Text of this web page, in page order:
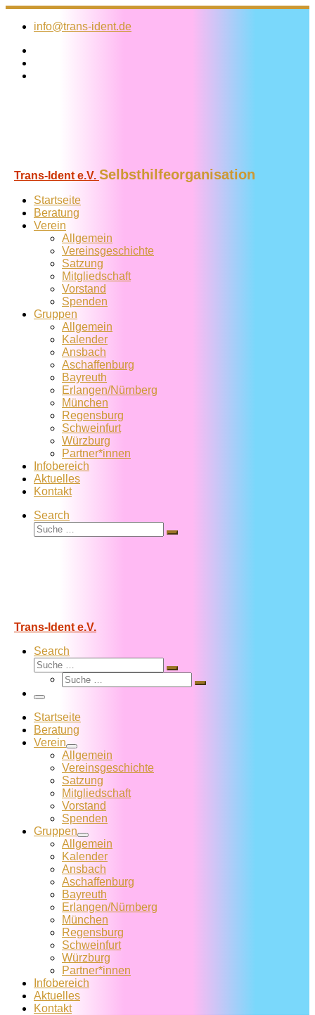
Zum
Inhalt
info@trans-ident.de
Trans-Ident e.V. Selbsthilfeorganisation
Startseite
Beratung
Verein
Allgemein
Vereins­geschichte
Satzung
Mitglied­schaft
Vorstand
Spenden
Gruppen
Allgemein
Kalender
Ansbach
Aschaffenburg
Bayreuth
Erlangen/Nürnberg
München
Regensburg
Schweinfurt
Würzburg
Partner*innen
Infobereich
Aktuelles
Kontakt
Search
Suche
Suche
Trans-Ident e.V.
Search
Suche
Suche
Suche
Suche
Menü
Startseite
Beratung
Verein
Allgemein
Vereins­geschichte
Satzung
Mitglied­schaft
Vorstand
Spenden
Gruppen
Allgemein
Kalender
Ansbach
Aschaffenburg
Bayreuth
Erlangen/Nürnberg
München
Regensburg
Schweinfurt
Würzburg
Partner*innen
Infobereich
Aktuelles
Kontakt